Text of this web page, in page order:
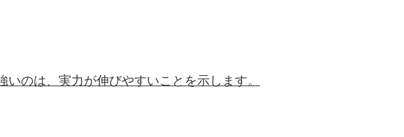
いのは、実力が伸びやすいことを示します。